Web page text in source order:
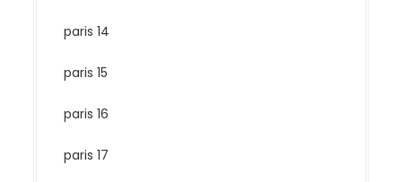
paris 14
paris 15
paris 16
paris 17